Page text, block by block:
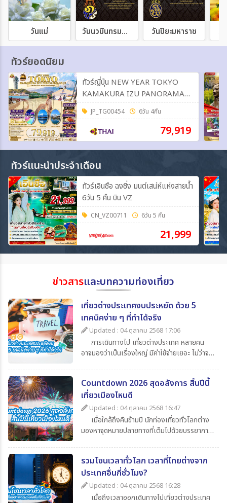
วันแม่ วันนวมินทรมหาราช วันปิยะมหาราช
ทัวร์ยอดนิยม
ทัวร์ญี่ปุ่น NEW YEAR TOKYO
KAMAKURA IZU PANORAMA
FUJI 6วัน 4คืน (TG)
JP_TG00454 6วัน 4คืน
79,919
ทัวร์แนะนำประจำเดือน
ทัวร์เอินซือ ฉงชิ่ง มนต์เสน่ห์แห่งสายน้ำ
6วัน 5 คืน บิน VZ
CN_VZ00711 6วัน 5 คืน
21,999
ข่าวสารและบทความท่องเที่ยว
เที่ยวต่างประเทศงบประหยัด ด้วย 5
เทคนิคง่าย ๆ ที่ทำได้จริง
Updated : 04 ตุลาคม 2568 17:06
การเดินทางไป เที่ยวต่างประเทศ หลายคน
อาจมองว่าเป็นเรื่องใหญ่ มีค่าใช้จ่ายเยอะ ไม่ว่าจะ
และค่าใช้จ่ายจิปาถะอื่น ๆ แต่หากเรารู้จักวางแผน
ดี ๆ ก็สามารถไป เที่ยวต่างประเทศในราคาสบาย
กระเป๋า วันนี้ 365Travel(ทัวร์ 365 วัน) ขอนำ
เสนอ 5 เทคนิคเที่ยวต่างประเทศแบบประหยัด ที่
จะช่วยให้นักท่องเที่ยวทุกคนสามารถไปเปิด
ประสบการณ์ใหม่ ๆ ได้อย่างคุ้มค่า
Countdown 2026 สุดอลังการ สิ้นปีนี้
เที่ยวเมืองไหนดี
Updated : 04 ตุลาคม 2568 16:47
เมื่อใกล้ถึงคืนข้ามปี นักท่องเที่ยวทั่วโลกต่าง
มองหาจุดหมายปลายทางที่เต็มไปด้วยบรรยากาศ
ตา หากคุณกำลังวางแผนไปเที่ยวสิ้นปีนี้
365Travel(ทัวร์365วัน) มี 4 ประเทศน่าไป เคา
นต์ดาวน์ 2026 ที่ไม่ควรพลาดมาแนะนำ
รวมโซนเวลาทั่วโลก เวลาที่ไทยต่างจาก
ประเทศอื่นกี่ชั่วโมง?
Updated : 04 ตุลาคม 2568 16:28
เมื่อถึงเวลาออกเดินทางไปเที่ยวต่างประเทศ